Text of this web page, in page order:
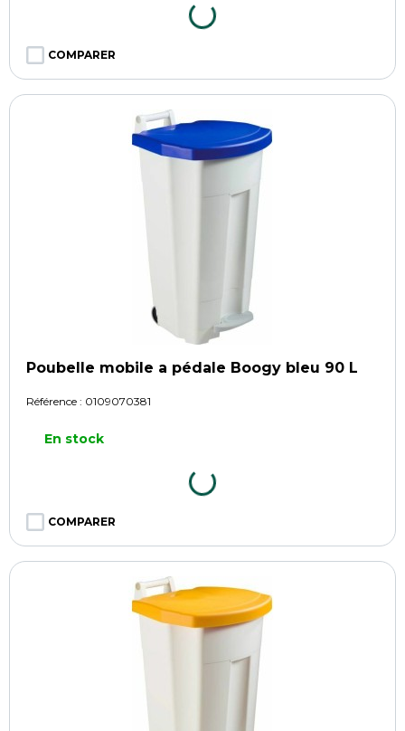
COMPARER
Poubelle mobile a pédale Boogy bleu 90 L
Référence : 0109070381
En stock
COMPARER